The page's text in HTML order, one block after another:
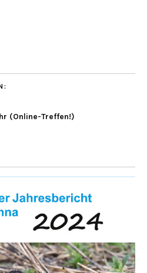
(Online-Treffen!)